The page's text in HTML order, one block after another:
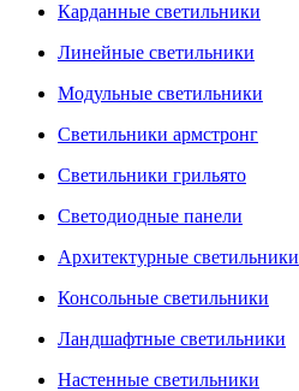
Карданные светильники
Линейные светильники
Модульные светильники
Светильники армстронг
Светильники грильято
Светодиодные панели
Архитектурные светильники
Консольные светильники
Ландшафтные светильники
Настенные светильники